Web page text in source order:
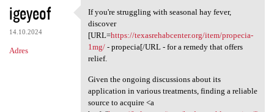
igeyeof
14.10.2024
Adres
If you're struggling with
If you're struggling with seasonal hay fever,
discover
[URL=https://texasrehabcenter.org/item/propecia-
1mg/- propecia[/URL - for a remedy that offers
relief.
Given the ongoing discussions about its
application in various treatments, finding a reliable
source to acquire <a